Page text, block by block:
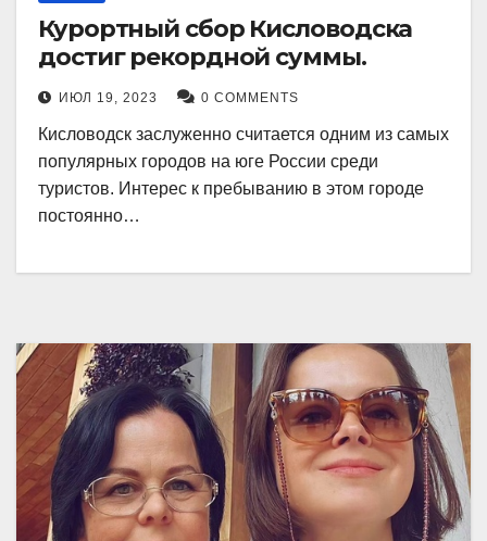
Курортный сбор Кисловодска
достиг рекордной суммы.
ИЮЛ 19, 2023 0 COMMENTS
Кисловодск заслуженно считается одним из самых
популярных городов на юге России среди
туристов. Интерес к пребыванию в этом городе
постоянно…